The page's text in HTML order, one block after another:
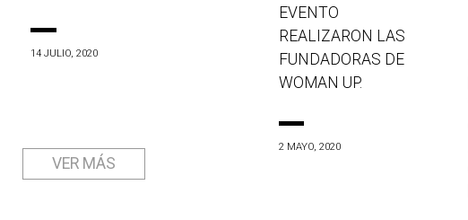
14 JULIO, 2020
EVENTO
REALIZARON LAS
FUNDADORAS DE
WOMAN UP.
2 MAYO, 2020
VER MÁS